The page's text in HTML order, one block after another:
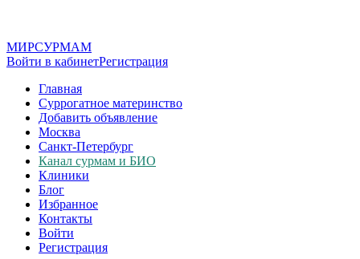
МИРСУРМАМ
Войти в кабинетРегистрация
Главная
Суррогатное материнство
Добавить объявление
Москва
Санкт-Петербург
Канал сурмам и БИО
Клиники
Блог
Избранное
Контакты
Войти
Регистрация